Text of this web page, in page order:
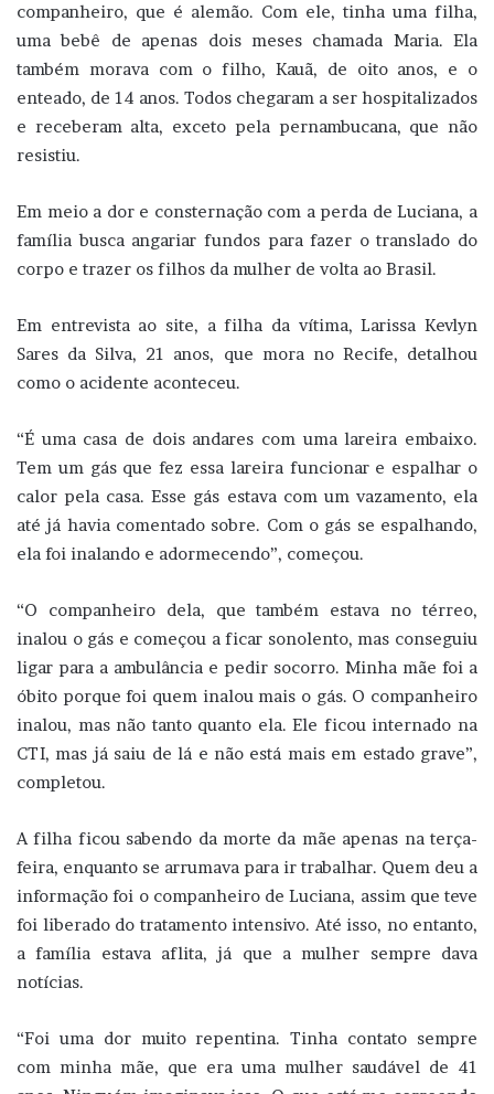
companheiro, que é alemão. Com ele, tinha uma filha,
uma bebê de apenas dois meses chamada Maria. Ela
também morava com o filho, Kauã, de oito anos, e o
enteado, de 14 anos. Todos chegaram a ser hospitalizados
e receberam alta, exceto pela pernambucana, que não
resistiu.
Em meio a dor e consternação com a perda de Luciana, a
família busca angariar fundos para fazer o translado do
corpo e trazer os filhos da mulher de volta ao Brasil.
Em entrevista ao site, a filha da vítima, Larissa Kevlyn
Sares da Silva, 21 anos, que mora no Recife, detalhou
como o acidente aconteceu.
“É uma casa de dois andares com uma lareira embaixo.
Tem um gás que fez essa lareira funcionar e espalhar o
calor pela casa. Esse gás estava com um vazamento, ela
até já havia comentado sobre. Com o gás se espalhando,
ela foi inalando e adormecendo”, começou.
“O companheiro dela, que também estava no térreo,
inalou o gás e começou a ficar sonolento, mas conseguiu
ligar para a ambulância e pedir socorro. Minha mãe foi a
óbito porque foi quem inalou mais o gás. O companheiro
inalou, mas não tanto quanto ela. Ele ficou internado na
CTI, mas já saiu de lá e não está mais em estado grave”,
completou.
A filha ficou sabendo da morte da mãe apenas na terça-
feira, enquanto se arrumava para ir trabalhar. Quem deu a
informação foi o companheiro de Luciana, assim que teve
foi liberado do tratamento intensivo. Até isso, no entanto,
a família estava aflita, já que a mulher sempre dava
notícias.
“Foi uma dor muito repentina. Tinha contato sempre
com minha mãe, que era uma mulher saudável de 41